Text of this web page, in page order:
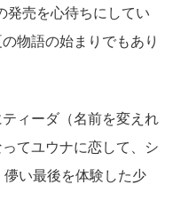
発売を心待ちにしてい
物語の始まりでもあり
ィーダ（名前を変えれ
てユウナに恋して、シ
い最後を体験した少